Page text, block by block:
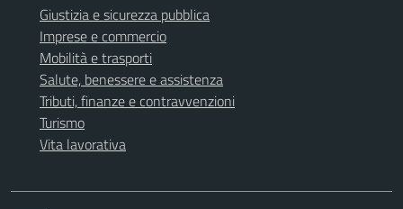
Giustizia e sicurezza pubblica
Imprese e commercio
Mobilità e trasporti
Salute, benessere e assistenza
Tributi, finanze e contravvenzioni
Turismo
Vita lavorativa